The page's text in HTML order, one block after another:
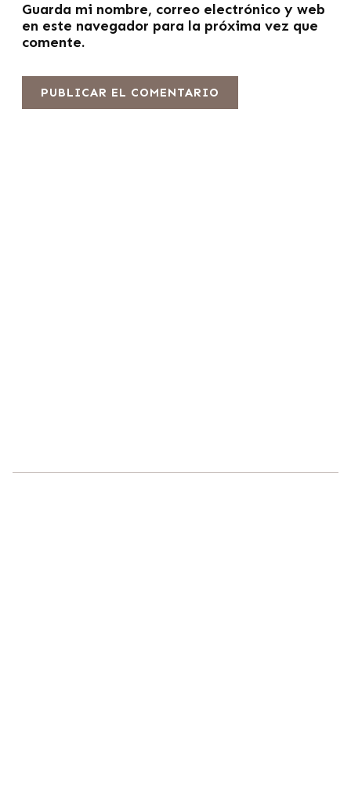
Guarda mi nombre, correo electrónico y web
en este navegador para la próxima vez que
comente.